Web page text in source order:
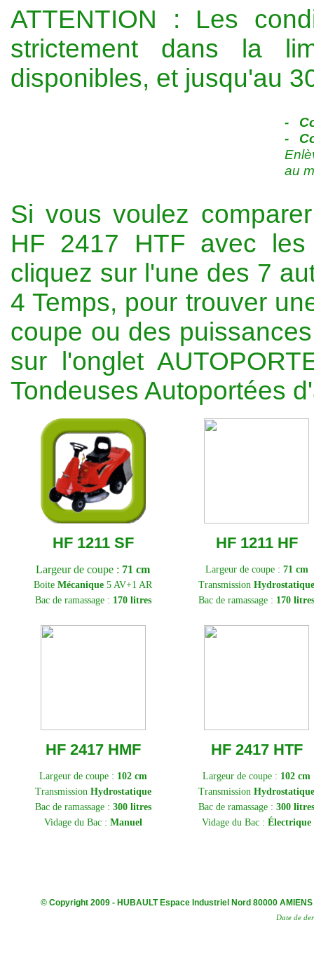
ATTENTION : Les
strictement dans la
disponibles, et jusqu'au
-
-
au
Si vous voulez
HF 2417 HTF avec
cliquez sur l'une des 7
4 Temps, pour trouver
coupe ou des
sur l'onglet
Tondeuses Autoportées
HF 1211 SF HF 1211 HF
Largeur de coupe : 71 cm Largeur de coupe : 71 cm
Boite Mécanique 5 AV+1 AR Transmission Hydrostatique
Bac de ramassage : 170 litres Bac de ramassage : 170 litres
HF 2417 HMF HF 2417 HTF
Largeur de coupe : 102 cm Largeur de coupe : 102 cm
Transmission Hydrostatique Transmission Hydrostatique
Bac de ramassage : 300 litres Bac de ramassage : 300 litres
Vidage du Bac : Manuel Vidage du Bac : Électrique
© Copyright 2009 - HUBAULT Espace Industriel Nord 80000
Date de